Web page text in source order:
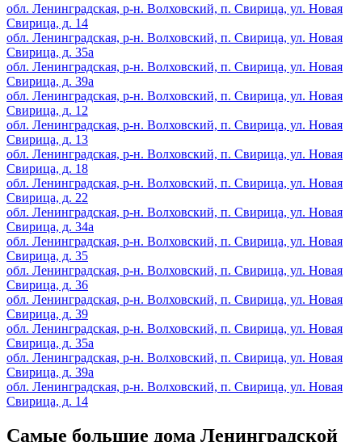
обл. Ленинградская, р-н. Волховский, п. Свирица, ул. Новая
Свирица, д. 14
обл. Ленинградская, р-н. Волховский, п. Свирица, ул. Новая
Свирица, д. 35а
обл. Ленинградская, р-н. Волховский, п. Свирица, ул. Новая
Свирица, д. 39а
обл. Ленинградская, р-н. Волховский, п. Свирица, ул. Новая
Свирица, д. 12
обл. Ленинградская, р-н. Волховский, п. Свирица, ул. Новая
Свирица, д. 13
обл. Ленинградская, р-н. Волховский, п. Свирица, ул. Новая
Свирица, д. 18
обл. Ленинградская, р-н. Волховский, п. Свирица, ул. Новая
Свирица, д. 22
обл. Ленинградская, р-н. Волховский, п. Свирица, ул. Новая
Свирица, д. 34а
обл. Ленинградская, р-н. Волховский, п. Свирица, ул. Новая
Свирица, д. 35
обл. Ленинградская, р-н. Волховский, п. Свирица, ул. Новая
Свирица, д. 36
обл. Ленинградская, р-н. Волховский, п. Свирица, ул. Новая
Свирица, д. 39
обл. Ленинградская, р-н. Волховский, п. Свирица, ул. Новая
Свирица, д. 35а
обл. Ленинградская, р-н. Волховский, п. Свирица, ул. Новая
Свирица, д. 39а
обл. Ленинградская, р-н. Волховский, п. Свирица, ул. Новая
Свирица, д. 14
Самые большие дома Ленинградской